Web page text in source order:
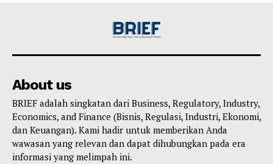
About us
BRIEF adalah singkatan dari Business, Regulatory, Industry,
Economics, and Finance (Bisnis, Regulasi, Industri, Ekonomi,
dan Keuangan). Kami hadir untuk memberikan Anda
wawasan yang relevan dan dapat dihubungkan pada era
informasi yang melimpah ini.